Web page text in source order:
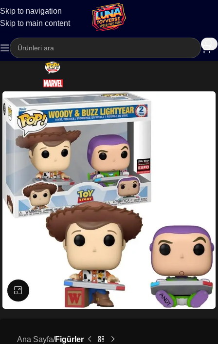
Skip to navigation
Skip to main content
Kargo
Büyütmek için tıklayın
Ana Sayfa Figürler